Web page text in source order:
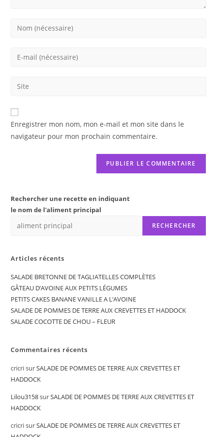
Enter
Enter
address
comment
Saisir
de
votre
(facultatif)
Enregistrer mon nom, mon e-mail et mon site dans le
navigateur pour mon prochain commentaire.
Rechercher une recette en indiquant
le nom de l'aliment principal
RECHERCHER
Articles récents
SALADE BRETONNE DE TAGLIATELLES COMPLÈTES
GÂTEAU D’AVOINE AUX PETITS LÉGUMES
PETITS CAKES BANANE VANILLE A L’AVOINE
SALADE DE POMMES DE TERRE AUX CREVETTES ET HADDOCK
SALADE COCOTTE DE CHOU – FLEUR
Commentaires récents
cricrisurSALADE DE POMMES DE TERRE AUX CREVETTES ET
HADDOCK
Lilou3158surSALADE DE POMMES DE TERRE AUX CREVETTES ET
HADDOCK
cricrisurSALADE DE POMMES DE TERRE AUX CREVETTES ET